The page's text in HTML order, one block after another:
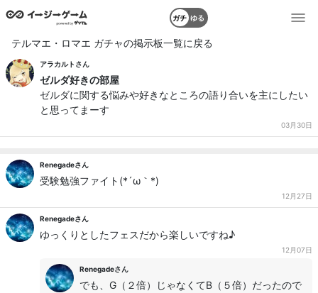
ガチ ゆる
テルマエ・ロマエ ガチャの掲示板一覧に戻る
アラカルトさん
ゼルダ好きの部屋
ゼルダに関する悩みや好きなところの語り合いを主にしたい
と思ってまーす
03月30日
Renegadeさん
受験勉強ファイト(*´ω｀*)
12月27日
Renegadeさん
ゆっくりとしたフェスだから楽しいですね♪
12月07日
Renegadeさん
でも、G（２倍）じゃなくてB（５倍）だったので